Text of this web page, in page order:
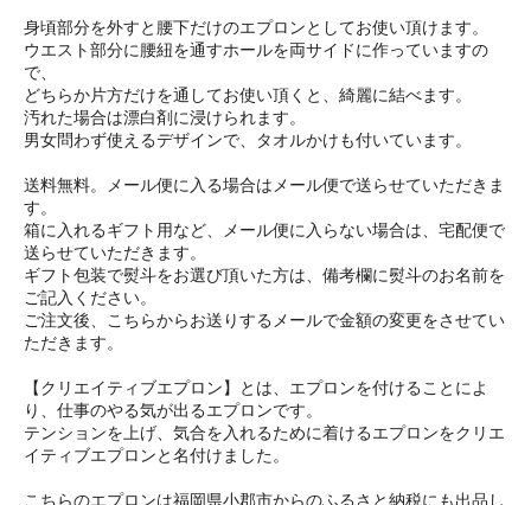
身頃部分を外すと腰下だけのエプロンとしてお使い頂けます。
ウエスト部分に腰紐を通すホールを両サイドに作っていますの
で、
どちらか片方だけを通してお使い頂くと、綺麗に結べます。
汚れた場合は漂白剤に浸けられます。
男女問わず使えるデザインで、タオルかけも付いています。
送料無料。メール便に入る場合はメール便で送らせていただきま
す。
箱に入れるギフト用など、メール便に入らない場合は、宅配便で
送らせていただきます。
ギフト包装で熨斗をお選び頂いた方は、備考欄に熨斗のお名前を
ご記入ください。
ご注文後、こちらからお送りするメールで金額の変更をさせてい
ただきます。
【クリエイティブエプロン】とは、エプロンを付けることによ
り、仕事のやる気が出るエプロンです。
テンションを上げ、気合を入れるために着けるエプロンをクリエ
イティブエプロンと名付けました。
こちらのエプロンは福岡県小郡市からのふるさと納税にも出品し